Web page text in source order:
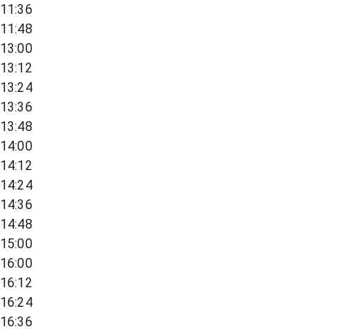
11:36
11:48
13:00
13:12
13:24
13:36
13:48
14:00
14:12
14:24
14:36
14:48
15:00
16:00
16:12
16:24
16:36